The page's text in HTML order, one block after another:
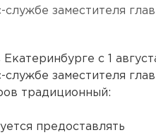
службе заместителя
с 1
службе заместителя
традиционный:
предоставлять